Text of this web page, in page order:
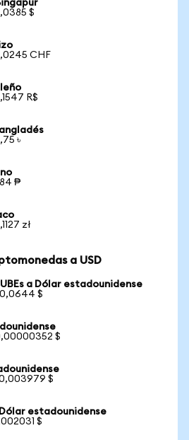
$
CHF
R$
৳
₱
zł
a USD
a Dólar estadounidense
0,0644 $
$
$
estadounidense
$